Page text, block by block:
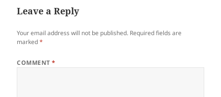
Leave a Reply
Your email address will not be published. Required fields are
marked*
COMMENT*